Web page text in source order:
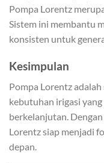
Pompa Lorentz
Sistem ini membantu
konsisten untuk
Kesimpulan
Pompa Lorentz
kebutuhan irigasi
berkelanjutan.
Lorentz siap menjadi
depan.